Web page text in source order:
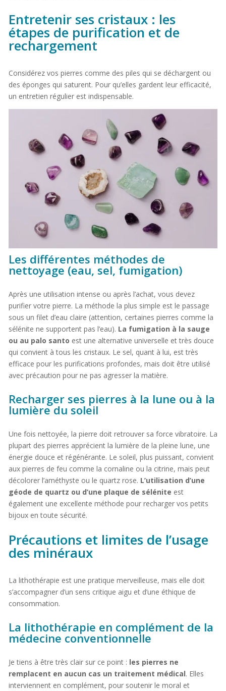
Entretenir ses cristaux : les
étapes de purification et de
rechargement
Considérez vos pierres comme des piles qui se déchargent ou
des éponges qui saturent. Pour qu’elles gardent leur efficacité,
un entretien régulier est indispensable.
Les différentes méthodes de
nettoyage (eau, sel, fumigation)
Après une utilisation intense ou après l’achat, vous devez
purifier votre pierre. La méthode la plus simple est le passage
sous un filet d’eau claire (attention, certaines pierres comme la
sélénite ne supportent pas l’eau). La fumigation à la sauge
ou au palo santo est une alternative universelle et très douce
qui convient à tous les cristaux. Le sel, quant à lui, est très
efficace pour les purifications profondes, mais doit être utilisé
avec précaution pour ne pas agresser la matière.
Recharger ses pierres à la lune ou à la
lumière du soleil
Une fois nettoyée, la pierre doit retrouver sa force vibratoire. La
plupart des pierres apprécient la lumière de la pleine lune, une
énergie douce et régénérante. Le soleil, plus puissant, convient
aux pierres de feu comme la cornaline ou la citrine, mais peut
décolorer l’améthyste ou le quartz rose. L’utilisation d’une
géode de quartz ou d’une plaque de sélénite est
également une excellente méthode pour recharger vos petits
bijoux en toute sécurité.
Précautions et limites de l’usage
des minéraux
La lithothérapie est une pratique merveilleuse, mais elle doit
s’accompagner d’un sens critique aigu et d’une éthique de
consommation.
La lithothérapie en complément de la
médecine conventionnelle
Je tiens à être très clair sur ce point : les pierres ne
remplacent en aucun cas un traitement médical. Elles
interviennent en complément, pour soutenir le moral et